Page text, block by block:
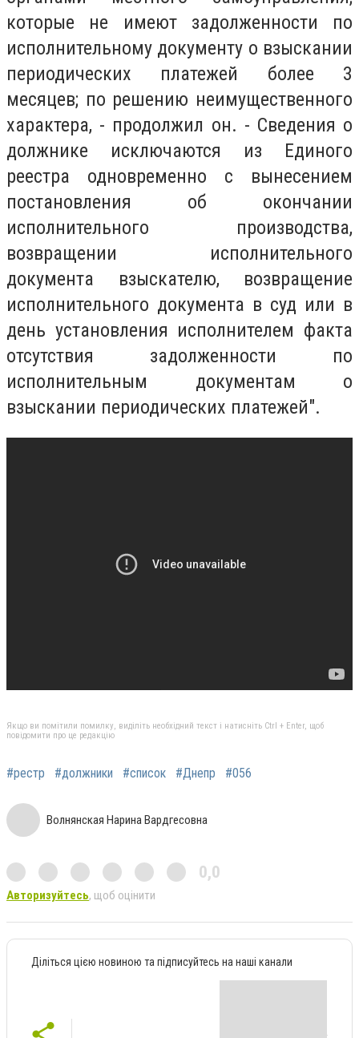
которые не имеют задолженности по
исполнительному документу о взыскании
периодических платежей более 3
месяцев; по решению неимущественного
характера, - продолжил он. - Сведения о
должнике исключаются из Единого
реестра одновременно с вынесением
постановления об окончании
исполнительного производства,
возвращении исполнительного
документа взыскателю, возвращение
исполнительного документа в суд или в
день установления исполнителем факта
отсутствия задолженности по
исполнительным документам о
взыскании периодических платежей".
Якщо ви помітили помилку, виділіть необхідний текст і натисніть Ctrl + Enter, щоб
повідомити про це редакцію
#рестр #должники #список #Днепр #056
Волнянская Нарина Вардгесовна
0,0
Авторизуйтесь, щоб оцінити
Діліться цією новиною та підписуйтесь на наші канали